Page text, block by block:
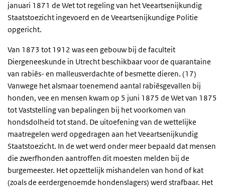
januari 1871 de Wet tot regeling van het Veeartsenijkundig
Staatstoezicht ingevoerd en de Veeartsenijkundige Politie
opgericht.
Van 1873 tot 1912 was een gebouw bij de faculteit
Diergeneeskunde in Utrecht beschikbaar voor de quarantaine
van rabiës- en malleusverdachte of besmette dieren. (17)
Vanwege het alsmaar toenemend aantal rabiësgevallen bij
honden, vee en mensen kwam op 5 juni 1875 de Wet van 1875
tot Vaststelling van bepalingen bij het voorkomen van
hondsdolheid tot stand. De uitoefening van de wettelijke
maatregelen werd opgedragen aan het Veeartsenijkundig
Staatstoezicht. In de wet werd onder meer bepaald dat mensen
die zwerfhonden aantroffen dit moesten melden bij de
burgemeester. Het opzettelijk mishandelen van hond of kat
(zoals de eerdergenoemde hondenslagers) werd strafbaar. Het